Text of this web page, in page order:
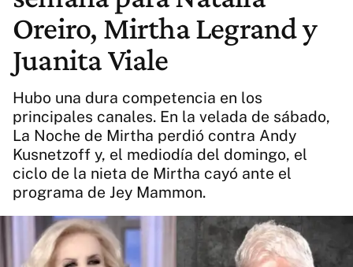
CARAS
Exitoina
Turismo
Videos
Córdoba
Reperfilar
Business
Noticias
Exitoina
Diario del Juicio
Oreiro, Mirtha Legrand y
Juanita Viale
Hubo una dura competencia en los
principales canales. En la velada de sábado,
La Noche de Mirtha perdió contra Andy
Kusnetzoff y, el mediodía del domingo, el
ciclo de la nieta de Mirtha cayó ante el
programa de Jey Mammon.